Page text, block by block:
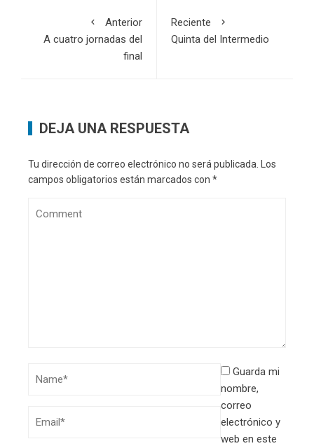
Anterior
A cuatro jornadas del
final
Reciente
Quinta del Intermedio
DEJA UNA RESPUESTA
Tu dirección de correo electrónico no será publicada.
Los
campos obligatorios están marcados con *
Guarda mi
nombre,
correo
electrónico y
web en este